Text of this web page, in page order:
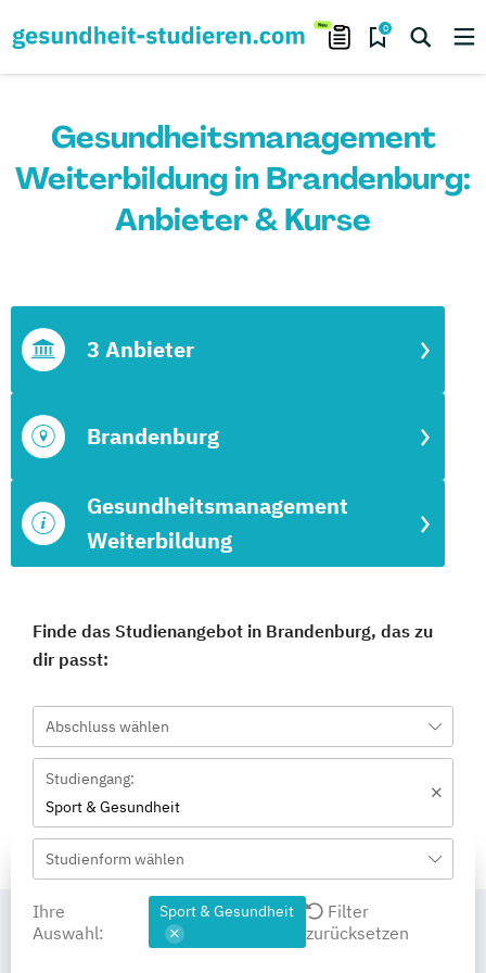
0
Gesundheitsmanagement
Weiterbildung in Brandenburg:
Anbieter & Kurse
Gesundheitsmanagement
Weiterbildung
Brandenburg
3 Anbieter
Finde das Studienangebot in Brandenburg, das zu
dir passt:
Abschluss wählen
Studiengang:
Sport & Gesundheit
Studienform wählen
Ihre
Auswahl:
Sport & Gesundheit
Filter
zurücksetzen